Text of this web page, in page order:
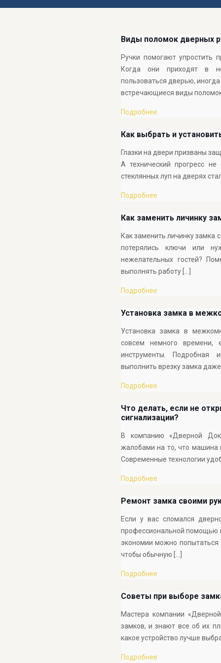
Виды поломок дверных
Ручки помогают упростить
Когда они приходят в
пользоваться дверью,
встречающиеся виды
Подробнее
Как выбрать и
Глазки на двери призваны
А технический прогресс
стеклянных луп на дверях
Подробнее
Как заменить личинку
Как заменить личинку замка
потерялись ключи или
нежелательных гостей?
выполнять работу[…]
Подробнее
Установка замка в
Установка замка в
совсем немного времени,
инструменты. Подробная
выполнить врезку замка
Подробнее
Что делать, если не
сигнализации?
В компанию «Дверной
жалобами на то, что машина
Современные технологии
Подробнее
Ремонт замка своими
Если у вас сломался
профессиональной помощью
экономии можно попытаться
чтобы обычную
Подробнее
Советы при выборе
Мастера компании
замков, и знают все об их
какое устройство лучше
Подробнее